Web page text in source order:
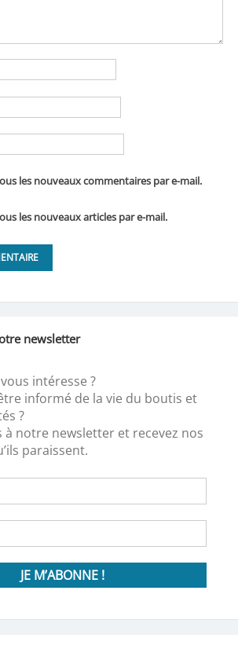
les nouveaux commentaires par e-mail.
les nouveaux articles par e-mail.
newsletter
intéresse ?
informé de la vie du boutis et
?
à notre newsletter et recevez nos
paraissent.